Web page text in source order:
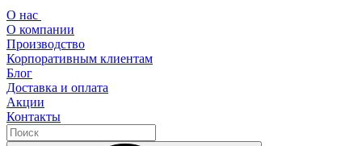
О нас
О компании
Производство
Корпоративным клиентам
Блог
Доставка и оплата
Акции
Контакты